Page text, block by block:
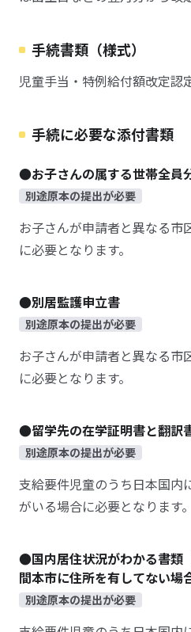
手続書類（様式）
児童手当・特例給付額改定認
手続に必要な添付書類
●お子さんの属する世帯全員
別途原本の提出が必要
お子さんが申請者と異なる市
に必要となります。
●別居監護申立書
別途原本の提出が必要
お子さんが申請者と異なる市
に必要となります。
●留学先の在学証明書と翻訳
別途原本の提出が必要
支給要件児童のうち日本国内
がいる場合に必要となります。
●国内居住状況がわかる書類
間本市に住所を有してない場合
別途原本の提出が必要